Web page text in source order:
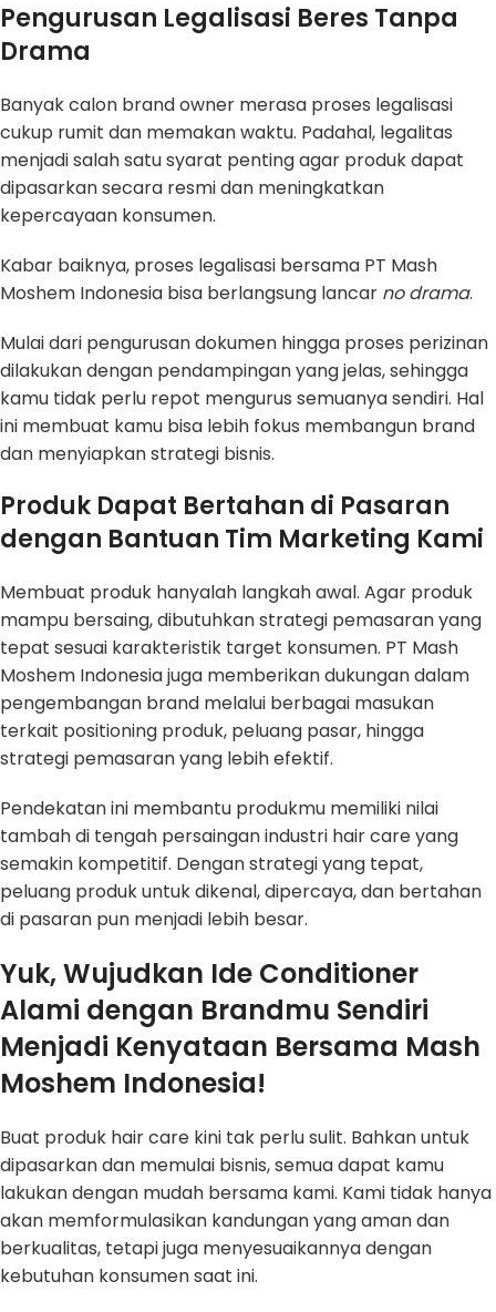
Pengurusan Legalisasi Beres Tanpa
Drama
Banyak calon brand owner merasa proses legalisasi
cukup rumit dan memakan waktu. Padahal, legalitas
menjadi salah satu syarat penting agar produk dapat
dipasarkan secara resmi dan meningkatkan
kepercayaan konsumen.
Kabar baiknya, proses legalisasi bersama PT Mash
Moshem Indonesia bisa berlangsung lancar no drama.
Mulai dari pengurusan dokumen hingga proses perizinan
dilakukan dengan pendampingan yang jelas, sehingga
kamu tidak perlu repot mengurus semuanya sendiri. Hal
ini membuat kamu bisa lebih fokus membangun brand
dan menyiapkan strategi bisnis.
Produk Dapat Bertahan di Pasaran
dengan Bantuan Tim Marketing Kami
Membuat produk hanyalah langkah awal. Agar produk
mampu bersaing, dibutuhkan strategi pemasaran yang
tepat sesuai karakteristik target konsumen. PT Mash
Moshem Indonesia juga memberikan dukungan dalam
pengembangan brand melalui berbagai masukan
terkait positioning produk, peluang pasar, hingga
strategi pemasaran yang lebih efektif.
Pendekatan ini membantu produkmu memiliki nilai
tambah di tengah persaingan industri hair care yang
semakin kompetitif. Dengan strategi yang tepat,
peluang produk untuk dikenal, dipercaya, dan bertahan
di pasaran pun menjadi lebih besar.
Yuk, Wujudkan Ide Conditioner
Alami dengan Brandmu Sendiri
Menjadi Kenyataan Bersama Mash
Moshem Indonesia!
Buat produk hair care kini tak perlu sulit. Bahkan untuk
dipasarkan dan memulai bisnis, semua dapat kamu
lakukan dengan mudah bersama kami. Kami tidak hanya
akan memformulasikan kandungan yang aman dan
berkualitas, tetapi juga menyesuaikannya dengan
kebutuhan konsumen saat ini.